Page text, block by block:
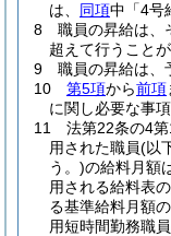
は、 同項中「4号
8
職員の昇給は、
超えて行うことが
9
職員の昇給は、
10
第5項から前項
に関し必要な事
11
法第22条の4
用された職員(以
う。)の給料月額
用される給料表
る基準給料月額の
用短時間勤務職